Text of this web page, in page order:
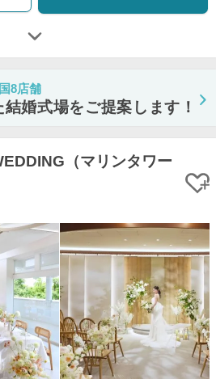
8店舗
婚式場をご提案します！
（マリンタワー